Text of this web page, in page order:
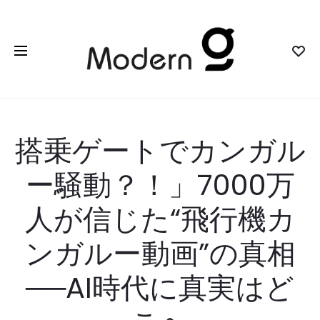
搭乗ゲートでカンガル
ー騒動？！」7000万
人が信じた“飛行機カ
ンガルー動画”の真相
──AI時代に真実はど